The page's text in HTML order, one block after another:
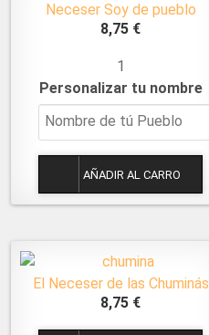
Neceser Soy de pueblo
8,75 €
1
Personalizar tu nombre
El Neceser de las Chuminás
8,75 €